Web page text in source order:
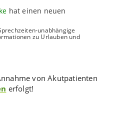
hat einen neuen
unabhängige
zu Urlauben und
von Akutpatienten
erfolgt!